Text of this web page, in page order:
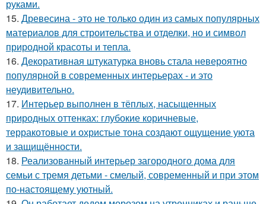
руками.
15. Древесина - это не только один из самых популярных
материалов для строительства и отделки, но и символ
природной красоты и тепла.
16. Декоративная штукатурка вновь стала невероятно
популярной в современных интерьерах - и это
неудивительно.
17. Интерьер выполнен в тёплых, насыщенных
природных оттенках: глубокие коричневые,
терракотовые и охристые тона создают ощущение уюта
и защищённости.
18. Реализованный интерьер загородного дома для
семьи с тремя детьми - смелый, современный и при этом
по-настоящему уютный.